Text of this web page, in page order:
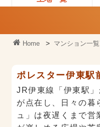
Home マンション一覧
ポレスター伊東
JR伊東線「伊東駅
が点在し、日々の暮
ュ」は夜遅くまで